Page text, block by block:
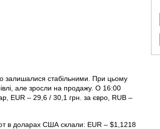
залишалися стабільними. При цьому
але зросли на продажу. О 16:00
EUR – 29,6 / 30,1 грн. за євро, RUB –
в доларах США склали: EUR – $1,1218